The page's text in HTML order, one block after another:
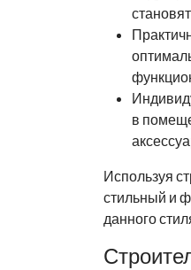
в
Используя
стильный и
данного